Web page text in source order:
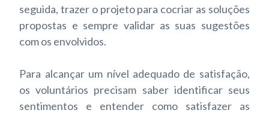
seguida, trazer o projeto para cocriar as soluções
propostas e sempre validar as suas sugestões
com os envolvidos.
Para alcançar um nível adequado de satisfação,
os voluntários precisam saber identificar seus
sentimentos e entender como satisfazer as